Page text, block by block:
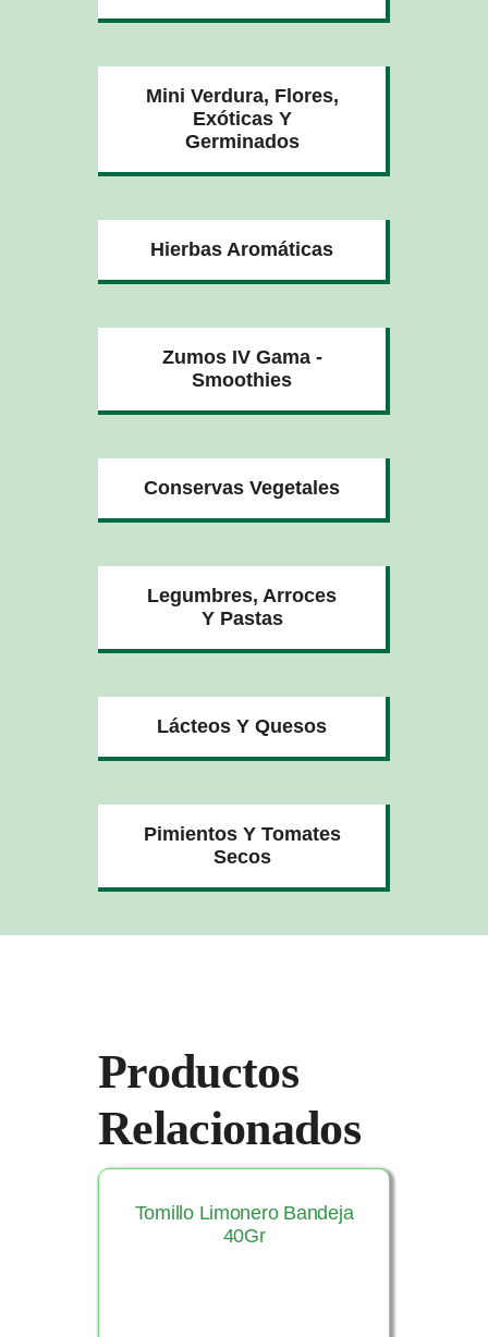
Mini Verdura, Flores,
Exóticas Y
Germinados
Hierbas Aromáticas
Zumos IV Gama -
Smoothies
Conservas Vegetales
Legumbres, Arroces
Y Pastas
Lácteos Y Quesos
Pimientos Y Tomates
Secos
Productos
Relacionados
Tomillo Limonero Bandeja
40Gr